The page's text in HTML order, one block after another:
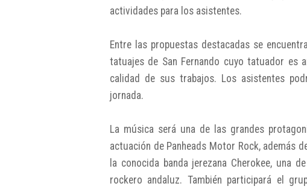
actividades para los asistentes.
Entre las propuestas destacadas se
tatuajes de San Fernando cuyo tatuador es
calidad de sus trabajos. Los asistentes
jornada.
La música será una de las grandes
actuación de Panheads Motor Rock, además
la conocida banda jerezana Cherokee, una
rockero andaluz. También participará el